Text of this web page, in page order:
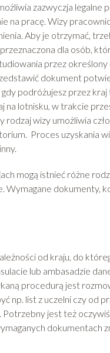
zazwyczja
na pracę. Wizy
Aby je otrzymać,
dla osób,
przez
dokument
podróżujesz przez
lotnisku, w trakcie
rodzaj wizy umożliwia
Proces uzyskania
mogą istnieć różne
Wymagane dokumenty,
od kraju, do
lub ambasadzie
procedurą jest
np. list z uczelni czy od
jest też
dokumentach